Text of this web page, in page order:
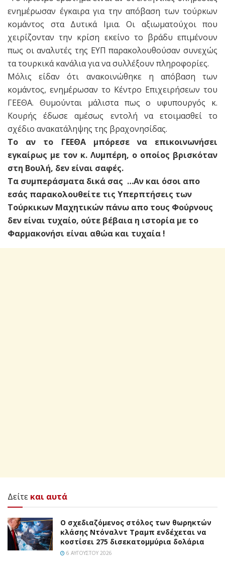
ενημέρωσαν έγκαιρα για την απόβαση των τούρκων
κομάντος στα Δυτικά Ιμια. Οι αξιωματούχοι που
χειρίζονταν την κρίση εκείνο το βράδυ επιμένουν
πως οι αναλυτές της ΕΥΠ παρακολουθούσαν συνεχώς
τα τουρκικά κανάλια για να συλλέξουν πληροφορίες.
Μόλις είδαν ότι ανακοινώθηκε η απόβαση των
κομάντος, ενημέρωσαν το Κέντρο Επιχειρήσεων του
ΓΕΕΘΑ. Θυμούνται μάλιστα πως ο υφυπουργός κ.
Κουρής έδωσε αμέσως εντολή να ετοιμασθεί το
σχέδιο ανακατάληψης της βραχονησίδας.
Το αν το ΓΕΕΘΑ μπόρεσε να επικοινωνήσει
εγκαίρως με τον κ. Λυμπέρη, ο οποίος βρισκόταν
στη Βουλή, δεν είναι σαφές.
Τα συμπεράσματα δικά σας …Αν και όσοι απο
εσάς παρακολουθείτε τις Υπερπτήσεις των
Τούρκικων Μαχητικών πάνω απο τους Φούρνους
δεν είναι τυχαίο, ούτε βέβαια η ιστορία με το
Φαρμακονήσι είναι αθώα και τυχαία !
Δείτε και αυτά
Ο σχεδιαζόμενος στόλος των θωρηκτών
κλάσης Ντόναλντ Τραμπ ενδέχεται να
κοστίσει 275 δισεκατομμύρια δολάρια
6 ΑΥΓΟΎΣΤΟΥ 2026